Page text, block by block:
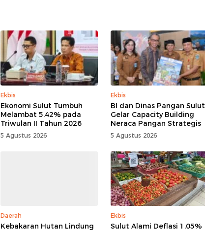
Ekbis
Ekonomi Sulut Tumbuh
Melambat 5,42% pada
Triwulan II Tahun 2026
5 Agustus 2026
Ekbis
BI dan Dinas Pangan Sulut
Gelar Capacity Building
Neraca Pangan Strategis
5 Agustus 2026
Daerah
Kebakaran Hutan Lindung
Ekbis
Sulut Alami Deflasi 1,05%